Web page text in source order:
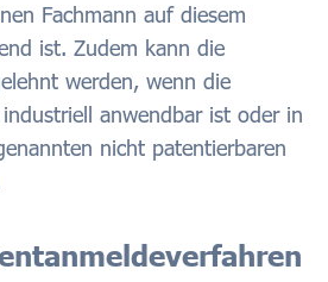
Fachmann auf diesem
ist. Zudem kann die
werden, wenn die
anwendbar ist oder in
nicht patentierbaren